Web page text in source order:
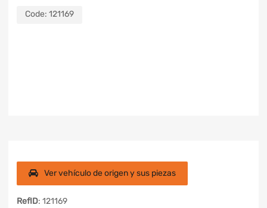
Code: 121169
Ver vehículo de origen y sus piezas
RefID: 121169